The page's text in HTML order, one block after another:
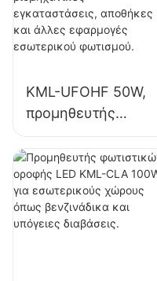
αποθήκες και
άλλες εφαρμογές
εσωτερικού
KML-UFOHF 50W,
προμηθευτής
φωτιστικών LED
υψηλής ευκρίνειας
για βιομηχανικές
εγκαταστάσεις,
αποθήκες και